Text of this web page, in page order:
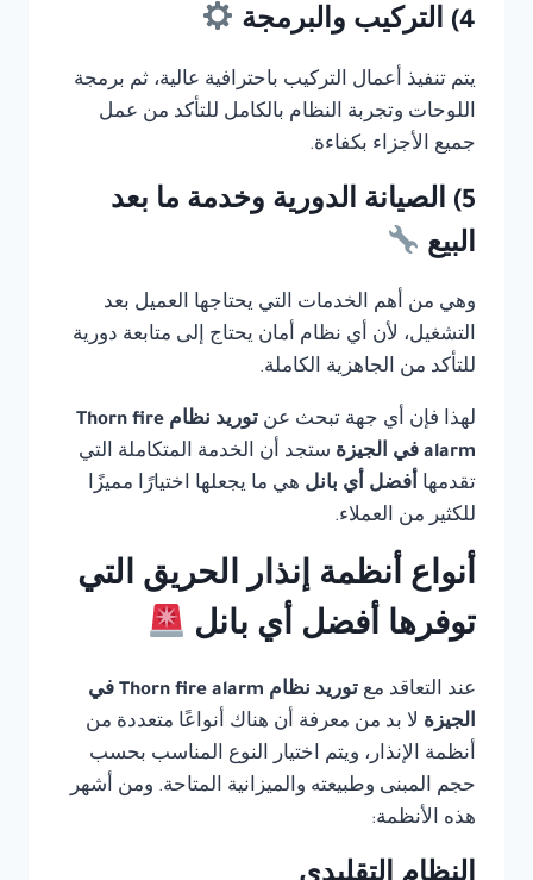
4) التركيب والبرمجة
يتم تنفيذ أعمال التركيب باحترافية عالية، ثم برمجة
اللوحات وتجربة النظام بالكامل للتأكد من عمل
جميع الأجزاء بكفاءة.
5) الصيانة الدورية وخدمة ما بعد
البيع
وهي من أهم الخدمات التي يحتاجها العميل بعد
التشغيل، لأن أي نظام أمان يحتاج إلى متابعة دورية
للتأكد من الجاهزية الكاملة.
لهذا فإن أي جهة تبحث عن
توريد نظام Thorn fire
alarm في الجيزة
ستجد أن الخدمة المتكاملة التي
تقدمها أفضل أي بانل هي ما يجعلها اختيارًا مميزًا
للكثير من العملاء.
أنواع أنظمة إنذار الحريق التي
توفرها أفضل أي بانل
عند التعاقد مع
توريد نظام Thorn fire alarm في
الجيزة لا بد من معرفة أن هناك أنواعًا متعددة من
أنظمة الإنذار، ويتم اختيار النوع المناسب بحسب
حجم المبنى وطبيعته والميزانية المتاحة. ومن أشهر
هذه الأنظمة: